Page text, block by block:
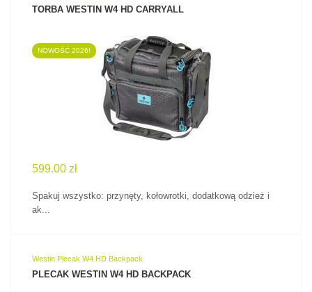
TORBA WESTIN W4 HD CARRYALL
ZOBACZ PRODUKT
NOWOŚĆ 2026!
599.00 zł
Spakuj wszystko: przynęty, kołowrotki, dodatkową odzież i
ak...
Westin Plecak W4 HD Backpack
PLECAK WESTIN W4 HD BACKPACK